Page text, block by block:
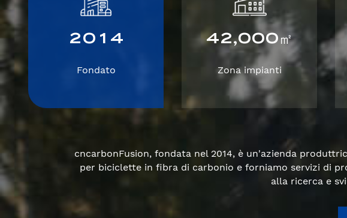
20 1 4
Fondato
42,000㎡
Zona impianti
cncarbonFusion, fondata nel 2014, è un'azienda
per biciclette in fibra di carbonio e forniamo servizi di
alla ricerca e